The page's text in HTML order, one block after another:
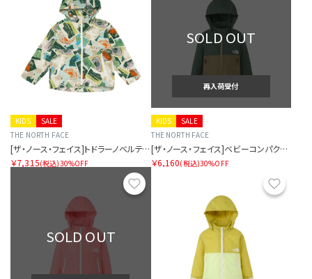
SALE
KIDS
THE NORTH FACE
[ザ・ノース・フェイス]トドラーノベルティコンパクトジャケット
￥7,315(税込)30%OFF
SOLD OUT
再入荷受付
SALE
KIDS
THE NORTH FACE
[ザ・ノース・フェイス]ベビーコンパクトジャケット
￥6,160(税込)30%OFF
お気に入り
SOLD OUT